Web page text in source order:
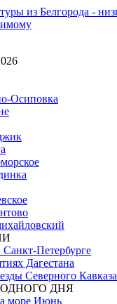
Осиповка
Санкт-Петербурге
Дагестана
Северного Кавказа
ДНЯ
море Июнь